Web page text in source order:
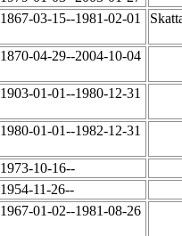
1867-03-15--1981-02-01
1870-04-29--2004-10-04
1903-01-01--1980-12-31
1980-01-01--1982-12-31
1973-10-16--
1954-11-26--
1967-01-02--1981-08-26